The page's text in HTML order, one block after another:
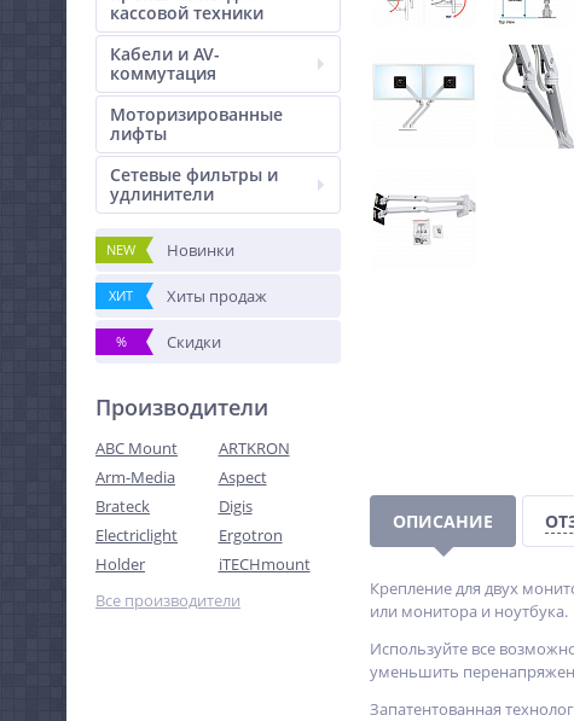
кассовой техники
Кабели и AV-
коммутация
Моторизированные
лифты
Сетевые фильтры и
удлинители
NEW Новинки
ХИТ Хиты продаж
% Скидки
Производители
ABC Mount
ARTKRON
Arm-Media
Aspect
Brateck
Digis
Electriclight
Ergotron
Holder
iTECHmount
Все производители
ОПИСАНИЕ
Крепление для двух
или монитора и ноутбука.
Используйте все
уменьшить
Запатентованная